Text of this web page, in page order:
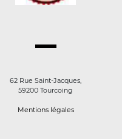
62 Rue Saint-Jacques,
59200 Tourcoing
Mentions légales